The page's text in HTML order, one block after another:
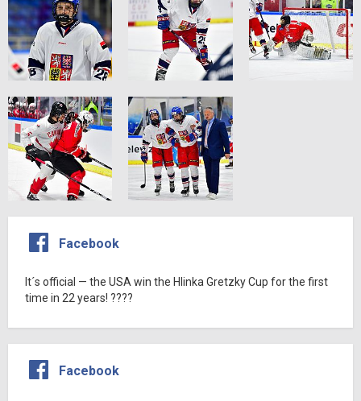
Facebook
It´s official — the USA win the Hlinka Gretzky Cup for the first
time in 22 years! ????
Facebook